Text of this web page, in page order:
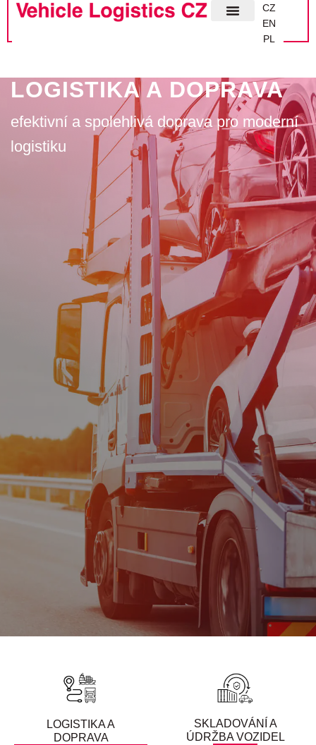
CZ
EN
PL
LOGISTIKA A DOPRAVA
efektivní a spolehlivá doprava pro moderní
logistiku
LOGISTIKA A
DOPRAVA
SKLADOVÁNÍ A
ÚDRŽBA VOZIDEL